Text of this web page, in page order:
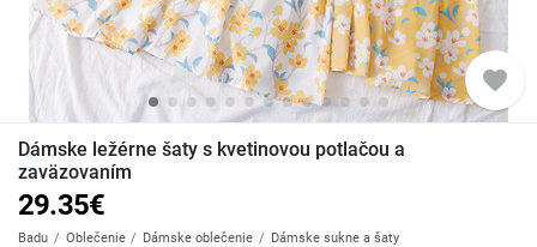
favorite
Dámske ležérne šaty s kvetinovou potlačou a
zaväzovaním
29.35€
Badu Oblečenie Dámske oblečenie Dámske sukne a šaty